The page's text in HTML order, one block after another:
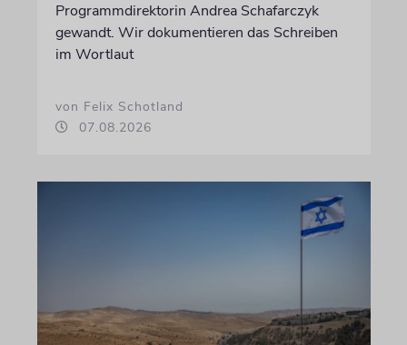
Programmdirektorin Andrea Schafarczyk
gewandt. Wir dokumentieren das Schreiben
im Wortlaut
von Felix Schotland
07.08.2026